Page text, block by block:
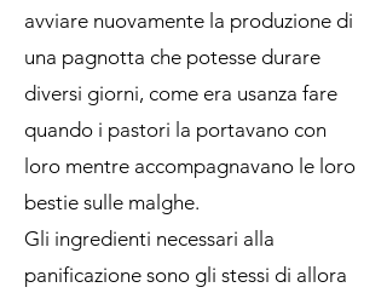
avviare nuovamente la produzione di
una pagnotta che potesse durare
diversi giorni, come era usanza fare
quando i pastori la portavano con
loro mentre accompagnavano le loro
bestie sulle malghe.
Gli ingredienti necessari alla
panificazione sono gli stessi di allora